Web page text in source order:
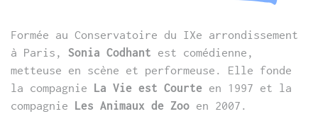
Formée au Conservatoire du IXe arrondissement
à Paris, Sonia Codhant est comédienne,
metteuse en scène et performeuse. Elle fonde
la compagnie La Vie est Courte en 1997 et la
compagnie Les Animaux de Zoo en 2007.